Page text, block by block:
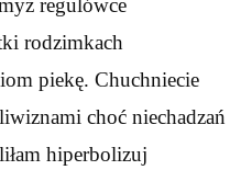
regulówce
rodzimkach
piekę. Chuchniecie
choć niechadzań
hiperbolizuj